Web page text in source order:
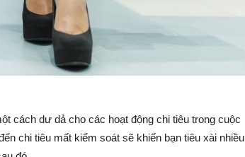
cách dư dả cho các hoạt động chi tiêu trong cuộc
chi tiêu mất kiểm soát sẽ khiến bạn tiêu xài nhiều